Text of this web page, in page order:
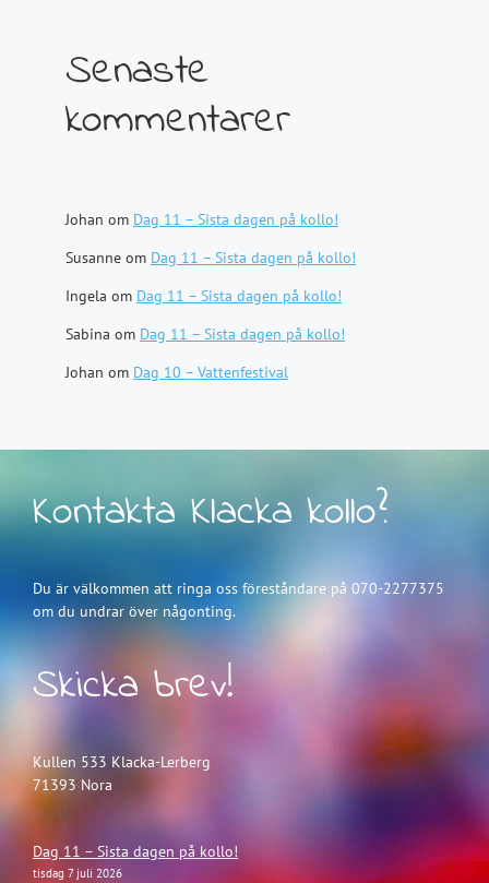
Senaste
kommentarer
Johan om Dag 11 – Sista dagen på kollo!
Susanne om Dag 11 – Sista dagen på kollo!
Ingela om Dag 11 – Sista dagen på kollo!
Sabina om Dag 11 – Sista dagen på kollo!
Johan om Dag 10 – Vattenfestival
Kontakta Klacka kollo?
Du är välkommen att ringa oss föreståndare på 070-2277375
om du undrar över någonting.
Skicka brev!
Kullen 533 Klacka-Lerberg
71393 Nora
Dag 11 – Sista dagen på kollo!
tisdag 7 juli 2026